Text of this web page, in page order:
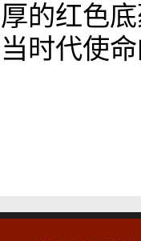
的红色
时代使